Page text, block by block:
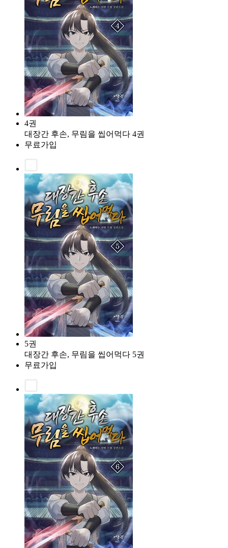
4권
대장간 후손, 무림을 씹어먹다 4권
무료가입
5권
대장간 후손, 무림을 씹어먹다 5권
무료가입